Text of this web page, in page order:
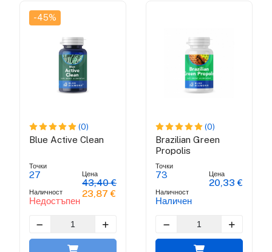
-45%
(0)
Blue Active Clean
Точки
27
Наличност
Недостъпен
Цена
43,40 €
23,87 €
(0)
Brazilian Green
Propolis
Точки
73
Наличност
Наличен
Цена
20,33 €